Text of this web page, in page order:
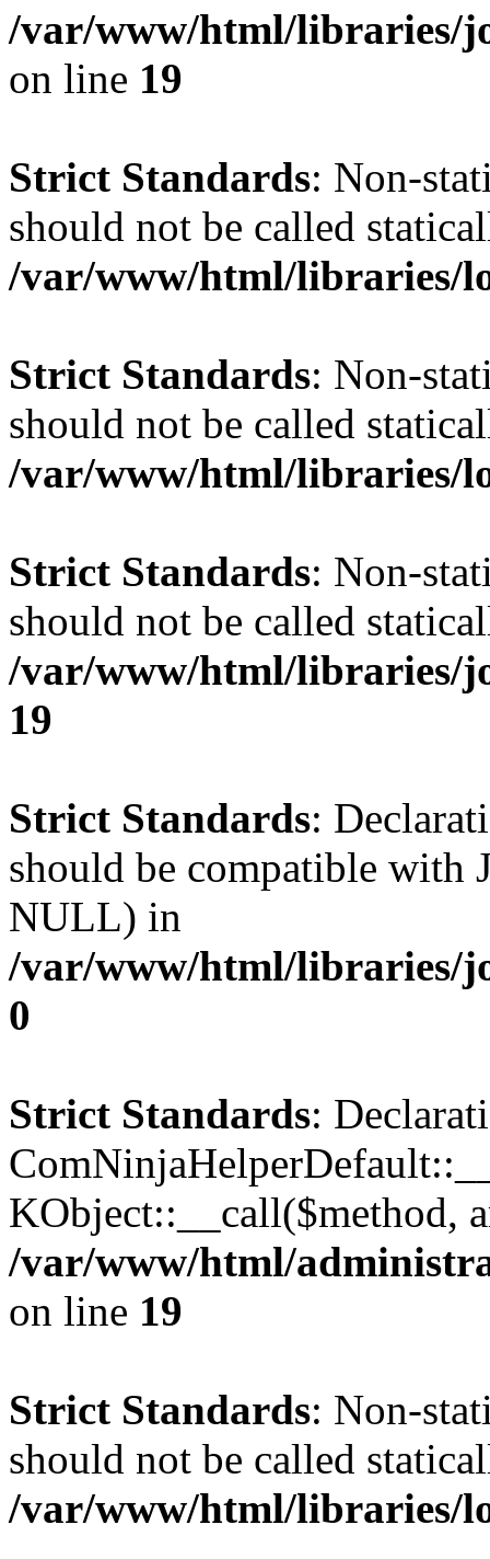
/var/www/html/libraries/
on line 19
Strict Standards: Non-
should not be called
/var/www/html/libraries/
Strict Standards: Non-
should not be called
/var/www/html/libraries/
Strict Standards: Non-
should not be called
/var/www/html/libraries/
19
Strict Standards:
should be compatible with
NULL) in
/var/www/html/libraries/
0
Strict Standards:
KObject::__call($method,
/var/www/html/
on line 19
Strict Standards: Non-
should not be called
/var/www/html/libraries/